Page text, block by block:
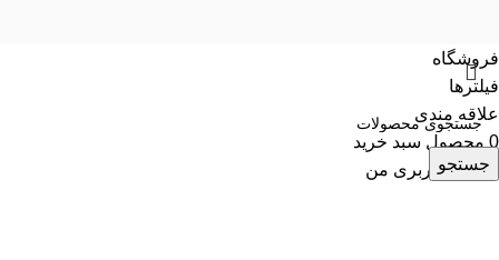
جستجو
فروشگاه
فیلترها
علاقه مندی
0 محصول سبد خرید
حساب کاربری من